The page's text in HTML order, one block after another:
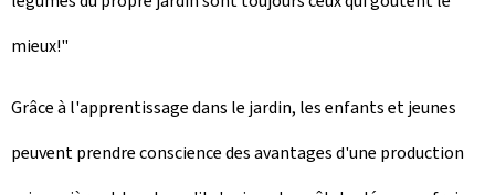
mieux!"
Grâce à l'apprentissage dans le jardin, les enfants et jeunes
peuvent prendre conscience des avantages d'une production